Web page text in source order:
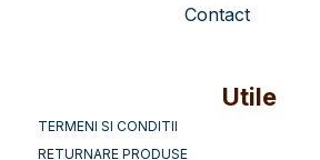
Contact
Utile
TERMENI SI CONDITII
RETURNARE PRODUSE